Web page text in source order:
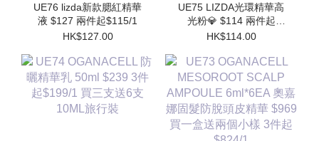
UE76 lizda新款腮紅精華
液 $127 兩件起$115/1
HK$127.00
UE75 LIZDA光環精華高
光粉💎 $114 兩件起
$102/1
HK$114.00